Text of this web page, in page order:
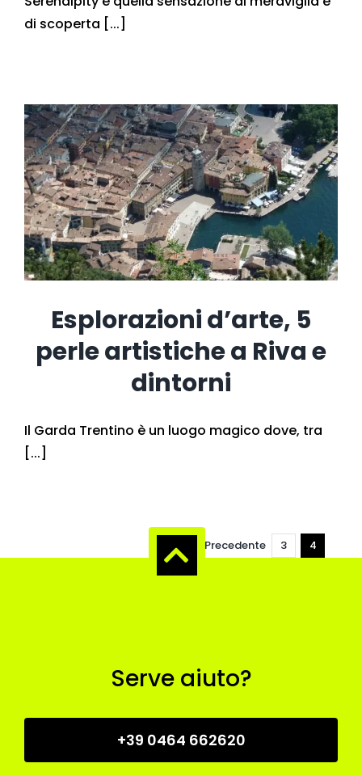
di scoperta [...]
Esplorazioni d’arte, 5
perle artistiche a Riva e
dintorni
Il Garda Trentino è un luogo magico dove, tra
[...]
Precedente 3 4
Serve aiuto?
+39 0464 662620